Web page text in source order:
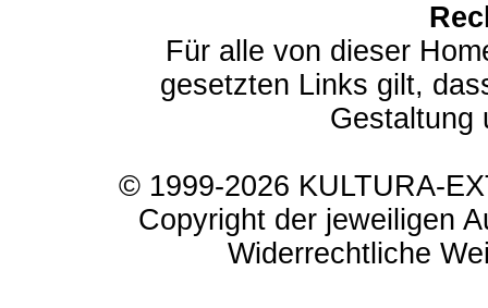
Für alle von dieser
gesetzten Links gilt,
Gestaltung
© 1999-2026 KULTURA-
Copyright der jeweiligen
Widerrechtliche